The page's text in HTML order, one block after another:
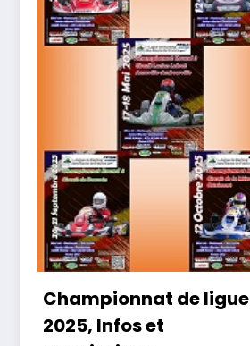
Championnat de ligue
2025, Infos et